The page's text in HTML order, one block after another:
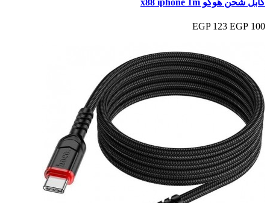
كابل شحن هوكو x88 iphone 1m
100 EGP
123 EGP